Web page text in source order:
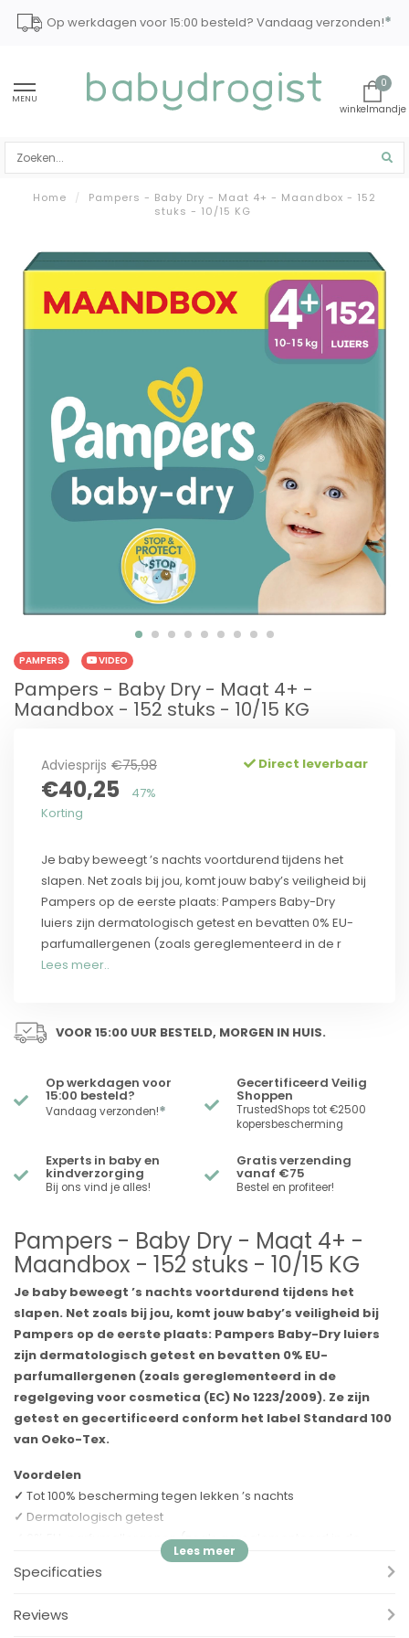
Op werkdagen voor 15:00 besteld? Vandaag verzonden!*
MENU
0
Home /
Pampers - Baby Dry - Maat 4+ - Maandbox - 152
stuks - 10/15 KG
PAMPERS VIDEO
Pampers - Baby Dry - Maat 4+ -
Maandbox - 152 stuks - 10/15 KG
Adviesprijs €75,98
€40,25
47%
Korting
Direct leverbaar
Je baby beweegt ’s nachts voortdurend tijdens het
slapen. Net zoals bij jou, komt jouw baby’s veiligheid bij
Pampers op de eerste plaats: Pampers Baby-Dry
luiers zijn dermatologisch getest en bevatten 0% EU-
parfumallergenen (zoals gereglementeerd in de r
Lees meer..
VOOR 15:00 UUR BESTELD, MORGEN IN HUIS.
Op werkdagen voor
15:00 besteld?
Vandaag verzonden!*
Gecertificeerd Veilig
Shoppen
TrustedShops tot €2500
kopersbescherming
Experts in baby en
kindverzorging
Bij ons vind je alles!
Gratis verzending
vanaf €75
Bestel en profiteer!
Pampers - Baby Dry - Maat 4+ -
Maandbox - 152 stuks - 10/15 KG
Je baby beweegt ’s nachts voortdurend tijdens het
slapen. Net zoals bij jou, komt jouw baby’s veiligheid bij
Pampers op de eerste plaats: Pampers Baby-Dry luiers
zijn dermatologisch getest en bevatten 0% EU-
parfumallergenen (zoals gereglementeerd in de
regelgeving voor cosmetica (EC) No 1223/2009). Ze zijn
getest en gecertificeerd conform het label Standard 100
van Oeko-Tex.
Voordelen
✓ Tot 100% bescherming tegen lekken ’s nachts
✓ Dermatologisch getest
0% EU-parfumallergenen (zoals gereglementeerd in de
regelgeving voor cosmetica (EC) No 1223/2009)
✓Extra-droge laag die vocht snel absorbeert
je baby aan voor een perfecte pasvorm
Specificaties
Reviews